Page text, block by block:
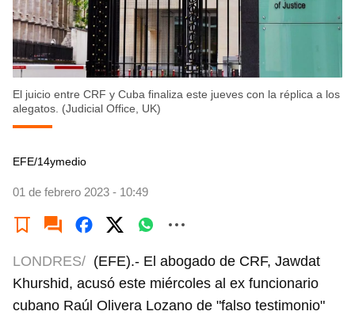
El juicio entre CRF y Cuba finaliza este jueves con la réplica a los
alegatos. (Judicial Office, UK)
EFE/14ymedio
01 de febrero 2023 - 10:49
LONDRES/ (EFE).- El abogado de CRF, Jawdat
Khurshid, acusó este miércoles al ex funcionario
cubano Raúl Olivera Lozano de "falso testimonio"